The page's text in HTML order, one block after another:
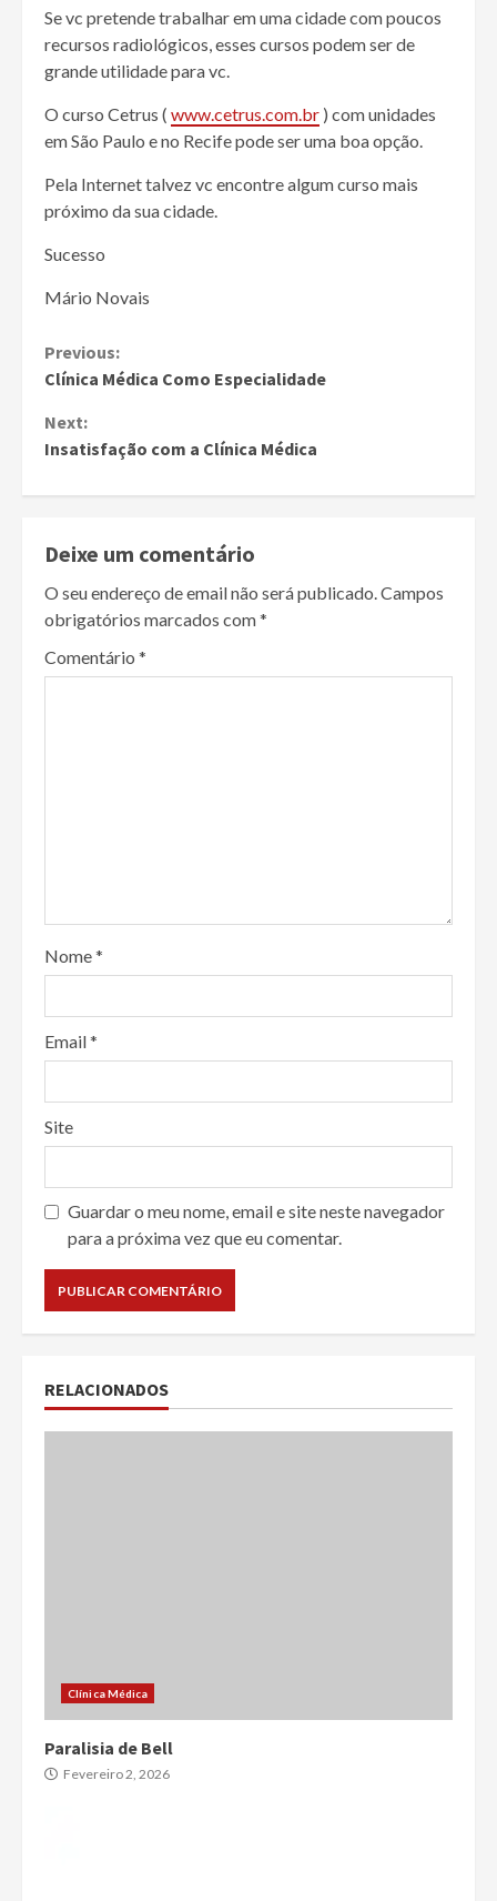
Se vc pretende trabalhar em uma cidade com poucos
recursos radiológicos, esses cursos podem ser de
grande utilidade para vc.
O curso Cetrus ( www.cetrus.com.br ) com unidades
em São Paulo e no Recife pode ser uma boa opção.
Pela Internet talvez vc encontre algum curso mais
próximo da sua cidade.
Sucesso
Mário Novais
Continue
Previous:
Clínica Médica Como Especialidade
Next:
Insatisfação com a Clínica Médica
Deixe um comentário
O seu endereço de email não será publicado.Campos
obrigatórios marcados com*
Comentário *
Nome*
Email*
Site
Guardar o meu nome, email e site neste navegador
para a próxima vez que eu comentar.
RELACIONADOS
Clínica Médica
Paralisia de Bell
Fevereiro 2, 2026